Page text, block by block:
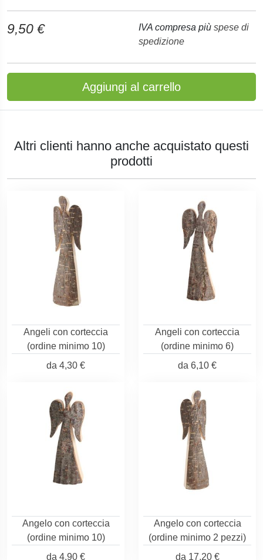
9,50 € IVA compresa più spese di
spedizione
Aggiungi al carrello
Altri clienti hanno anche acquistato questi
prodotti
Angeli con corteccia
(ordine minimo 10)
da 4,30 €
Angeli con corteccia
(ordine minimo 6)
da 6,10 €
Angelo con corteccia
(ordine minimo 10)
da 4,90 €
Angelo con corteccia
(ordine minimo 2 pezzi)
da 17,20 €